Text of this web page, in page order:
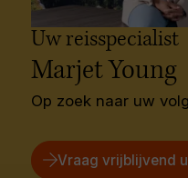
Uw reisspecialist
Marjet Young
Op zoek naar uw
Vraag vrijblijvend